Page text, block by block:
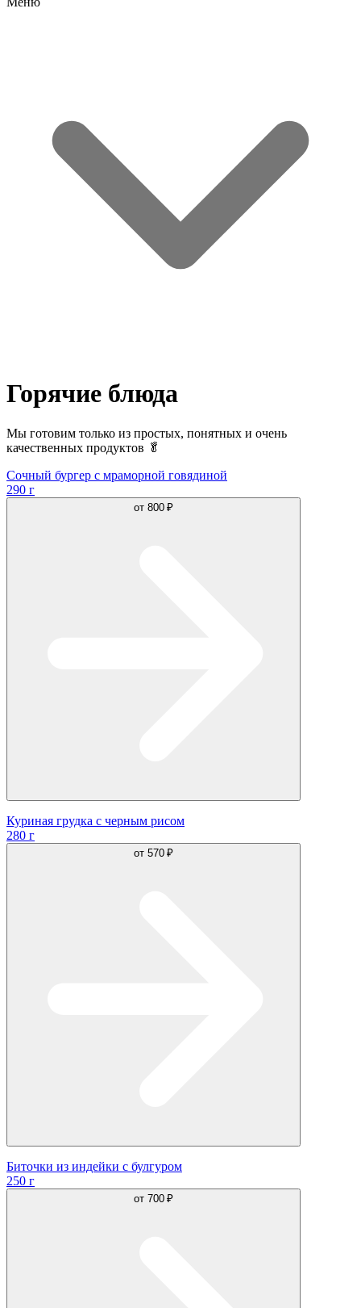
Горячие блюда
Мы готовим только из простых, понятных и очень
качественных продуктов 🥬
Сочный бургер с мраморной говядиной
290 г
от 800 ₽
Куриная грудка с черным рисом
280 г
от 570 ₽
Биточки из индейки с булгуром
250 г
от 700 ₽